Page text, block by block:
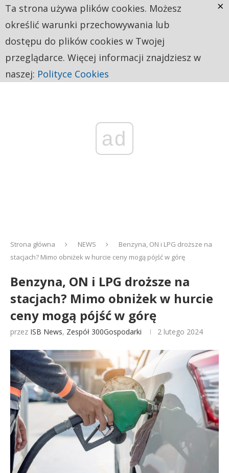
ad
Strona główna NEWS
Benzyna, ON i LPG droższe na
stacjach? Mimo obniżek w hurcie ceny mogą pójść w górę
Benzyna, ON i LPG droższe na
stacjach? Mimo obniżek w hurcie
ceny mogą pójść w górę
przez ISB News, Zespół 300Gospodarki 2 lutego 2024
Ta strona używa plików cookies. Możesz
określić warunki przechowywania lub
dostępu do plików cookies w Twojej
przeglądarce. Więcej informacji znajdziesz w
naszej: Polityce Cookies
×